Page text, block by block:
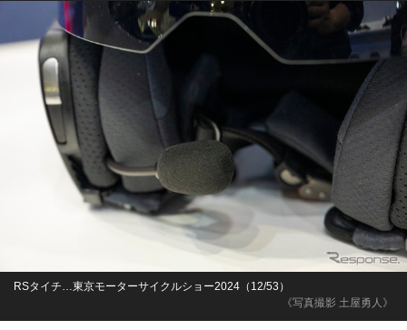
《写真撮影 土屋勇人》
RSタイチ…東京モーターサイクルショー2024（12/53）